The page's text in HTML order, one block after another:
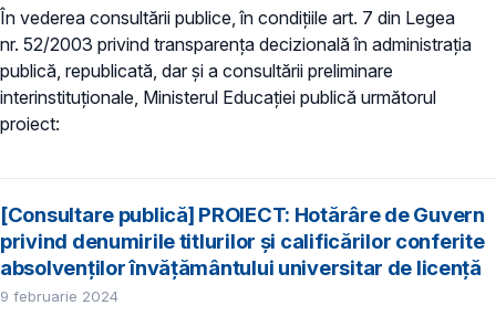
În vederea consultării publice, în condiţiile art. 7 din Legea
nr. 52/2003 privind transparenţa decizională în administraţia
publică, republicată, dar și a consultării preliminare
interinstituționale, Ministerul Educaţiei publică următorul
proiect:
[Consultare publică] PROIECT: Hotărâre de Guvern
privind denumirile titlurilor și calificărilor conferite
absolvenților învățământului universitar de licență
9 februarie 2024